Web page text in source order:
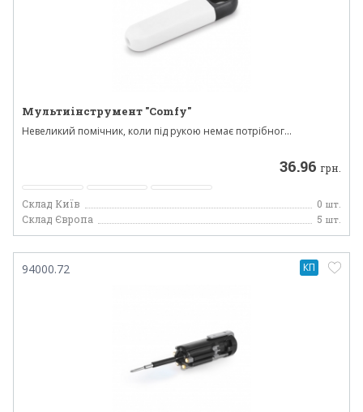
Мультиінструмент "Comfy"
Невеликий помічник, коли під рукою немає потрібног...
36.96 грн.
Склад Київ 0 шт.
Склад Європа 5 шт.
94000.72 КП